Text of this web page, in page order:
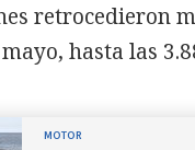
retrocedieron
hasta las
MOTOR